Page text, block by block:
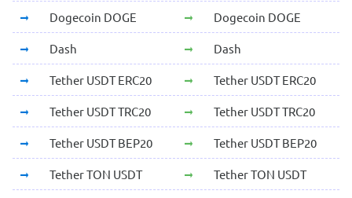
Dogecoin DOGE Dogecoin DOGE
Dash Dash
Tether USDT ERC20 Tether USDT ERC20
Tether USDT TRC20 Tether USDT TRC20
Tether USDT BEP20 Tether USDT BEP20
Tether TON USDT Tether TON USDT